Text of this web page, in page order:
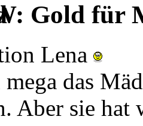
Gold für
Lena
das
Aber sie hat